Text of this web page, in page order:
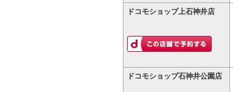
ドコモショップ上石神井店
ドコモショップ石神井公園店